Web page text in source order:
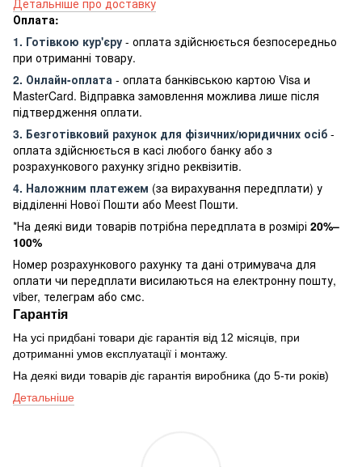
Оплата:
1. Готівкою кур'єру - оплата здійснюється безпосередньо
при отриманні товару.
2. Онлайн-оплата - оплата банківською картою Visa и
MasterCard. Відправка замовлення можлива лише після
підтвердження оплати.
3. Безготівковий рахунок для фізичних/юридичних осіб -
оплата здійснюється в касі любого банку або з
розрахункового рахунку згідно реквізитів.
4. Наложним платежем (за вирахування передплати) у
відділенні Нової Пошти або Meest Пошти.
*На деякі види товарів потрібна передплата в розмірі 20%–
100%
Номер розрахункового рахунку та дані отримувача для
оплати чи передплати висилаються на електронну пошту,
viber, телеграм або смс.
Гарантія
На усі придбані товари діє гарантія від 12 місяців, при
дотриманні умов експлуатації і монтажу.
На деякі види товарів діє гарантія виробника (до 5-ти років)
Детальніше